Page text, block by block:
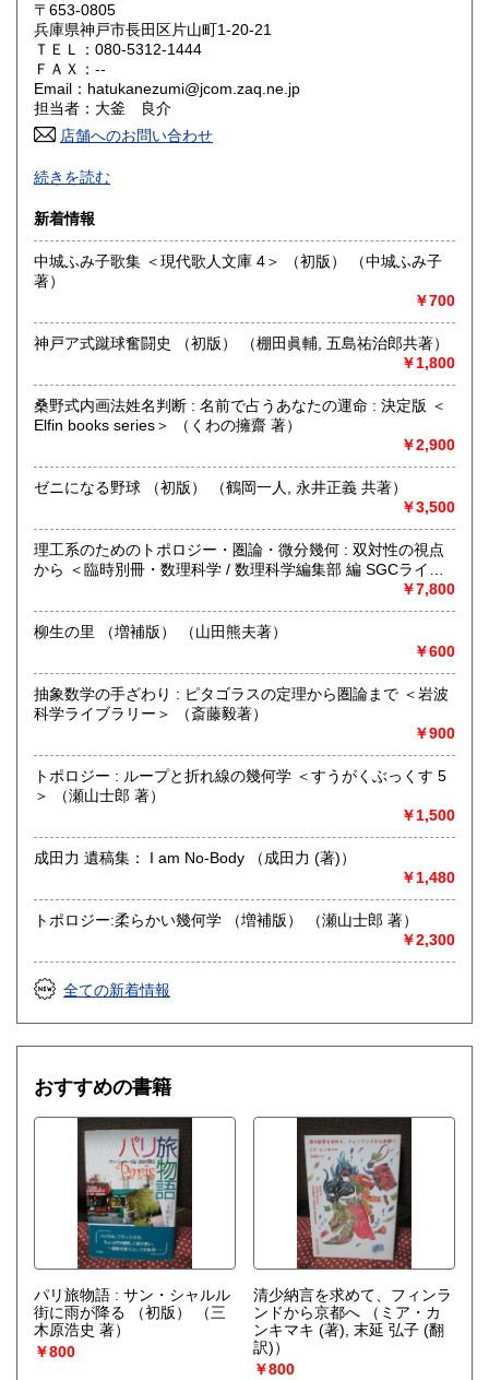
岡山県 185円 広島県
山口県
香川県
佐賀県
熊本県 185円 大分県 185円
185円
沖縄県 185円
〒653-0805
兵庫県神戸市長田区片山町1-20-21
ＴＥＬ：080-5312-1444
ＦＡＸ：--
Email：hatukanezumi@jcom.zaq.ne.jp
担当者：大釜 良介
店舗へのお問い合わせ
当店は、店舗はなく、オンラインのみの販売ですので、注文
を受けてから発送が早いです。アマゾンで、１４年ほど、販
の書籍を、このサイトでも販売させていただくことにしまし
た。
店舗がない分、割合、時間的な都合が付きます。ですので、
お客様のご都合に合わせ、夜の時間帯の買取などもできます
ので、お気軽に、ご依頼、どうぞ。（あらかじめ、書籍名、
ISBNコード、お住まいの大体の地域をお知らせいただきます
と、商品の査定も行います）。
沿線名：神戸市営地下鉄
最寄駅：長田駅 高速長田駅
営業時間：午前10時～午後8時
書籍の買取について
ンライン書店でして、店舗がない分、割合、時間的な都合が
付きます。ですので、お客様のご都合に合わせ、夜の時間帯
の買取などもできますので、お気軽に、ご依頼、どうぞ。
また、売りたい商品の名前や、ISBNコード(大体、裏表紙カ
まいのだいたいの住所をメールにて、お知らせ頂くと、査定
(大体の住所をお知らせいただくのは、車での出張費を計算す
るためです。悪用はしません)
古書一般（その他）
歴史・人文・哲学系書籍が多いです
続きを読む
新着情報
中城ふみ子歌集 ＜現代歌人文庫 4＞ （初版） （中城ふみ子
著）
￥700
神戸ア式蹴球奮闘史 （初版） （棚田眞輔, 五島祐治郎共著）
￥1,800
桑野式内画法姓名判断 : 名前で占うあなたの運命 : 決定版 ＜
Elfin books series＞ （くわの擁齋 著）
￥2,900
ゼニになる野球 （初版） （鶴岡一人, 永井正義 共著）
￥3,500
理工系のためのトポロジー・圏論・微分幾何 : 双対性の視点
から ＜臨時別冊・数理科学 / 数理科学編集部 編 SGCライブ
￥7,800
柳生の里 （増補版） （山田熊夫著）
￥600
抽象数学の手ざわり : ピタゴラスの定理から圏論まで ＜岩波
科学ライブラリー＞ （斎藤毅著）
￥900
トポロジー : ループと折れ線の幾何学 ＜すうがくぶっくす 5
＞ （瀬山士郎 著）
￥1,500
成田力 遺稿集： I am No-Body （成田力 (著)）
￥1,480
トポロジー:柔らかい幾何学 （増補版） （瀬山士郎 著）
￥2,300
全ての新着情報
おすすめの書籍
パリ旅物語 : サン・シャルル
街に雨が降る （初版）
（三
木原浩史 著）
￥800
清少納言を求めて、フィンラ
ンドから京都へ
（ミア・カ
ンキマキ (著), 末延 弘子 (翻
訳)）
￥800